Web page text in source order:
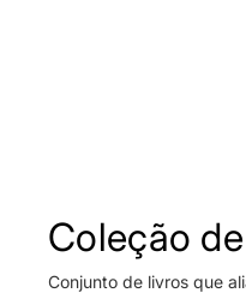
Coleção
Conjunto de livros que